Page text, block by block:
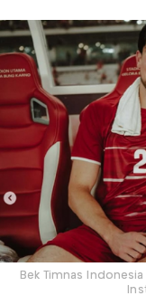
Bek Timnas